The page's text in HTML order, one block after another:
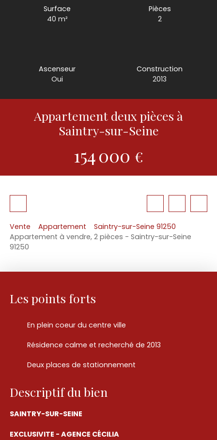
Surface
40 m²
Pièces
2
Ascenseur
Oui
Construction
2013
Appartement deux pièces à
Saintry-sur-Seine
154 000 €
Vente Appartement
Saintry-sur-Seine 91250
Appartement à vendre, 2 pièces - Saintry-sur-Seine
91250
Les points forts
En plein coeur du centre ville
Résidence calme et recherché de 2013
Deux places de stationnement
Descriptif du bien
SAINTRY-SUR-SEINE
EXCLUSIVITE - AGENCE CÉCILIA